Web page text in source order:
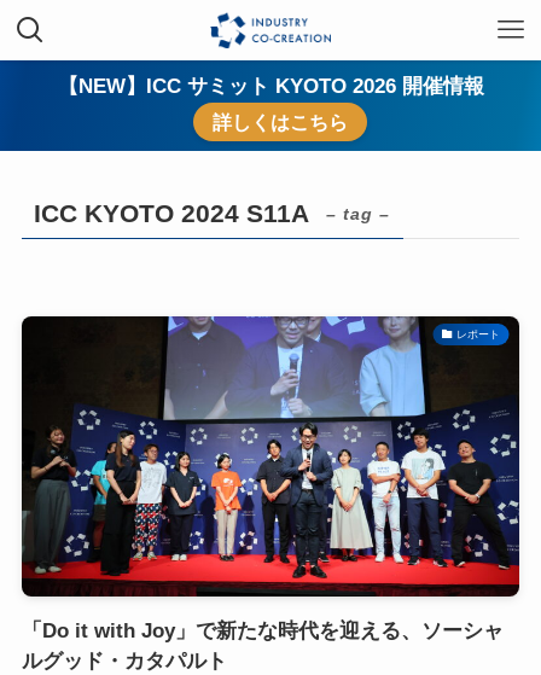
【NEW】ICC サミット KYOTO 2026 開催情報
詳しくはこちら
ICC KYOTO 2024 S11A – tag –
レポート
「Do it with Joy」で新たな時代を迎える、ソーシャ
ルグッド・カタパルト